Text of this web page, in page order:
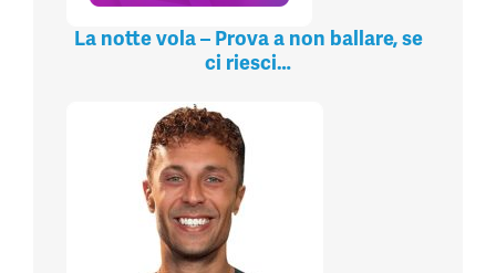
La notte vola – Prova a non ballare, se
ci riesci…